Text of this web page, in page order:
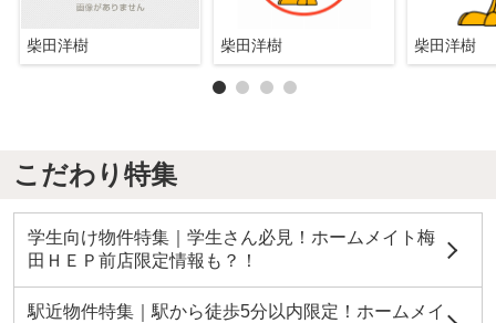
柴田洋樹 柴田洋樹 柴田洋樹
こだわり特集
学生向け物件特集｜学生さん必見！ホームメイト梅
田ＨＥＰ前店限定情報も？！
駅近物件特集｜駅から徒歩5分以内限定！ホームメイ